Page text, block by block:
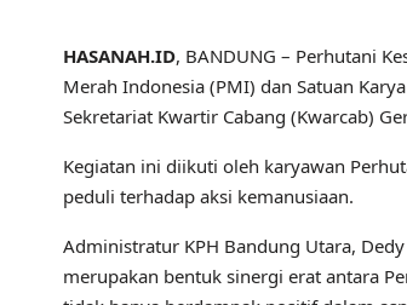
HASANAH.ID, BANDUNG – Perhutani
Merah Indonesia (PMI) dan Satuan
Sekretariat Kwartir Cabang (Kwarcab)
Kegiatan ini diikuti oleh karyawan
peduli terhadap aksi kemanusiaan.
Administratur KPH Bandung Utara,
merupakan bentuk sinergi erat antara